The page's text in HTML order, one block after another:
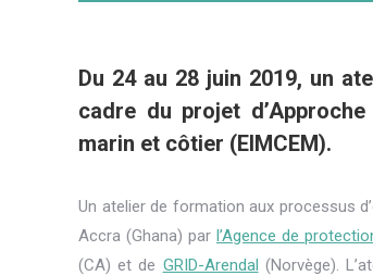
Du 24 au 28 juin 2019, un
cadre du projet
marin et côtier (EIMCEM).
Un atelier de formation aux processus
Accra (Ghana) par l’Agence de
(CA) et de GRID-Arendal (Norvège).